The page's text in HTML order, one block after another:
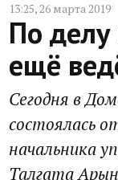
13:25, 26 марта 2019
По делу
ещё
Сегодня в
состоялась
начальника
Талгата